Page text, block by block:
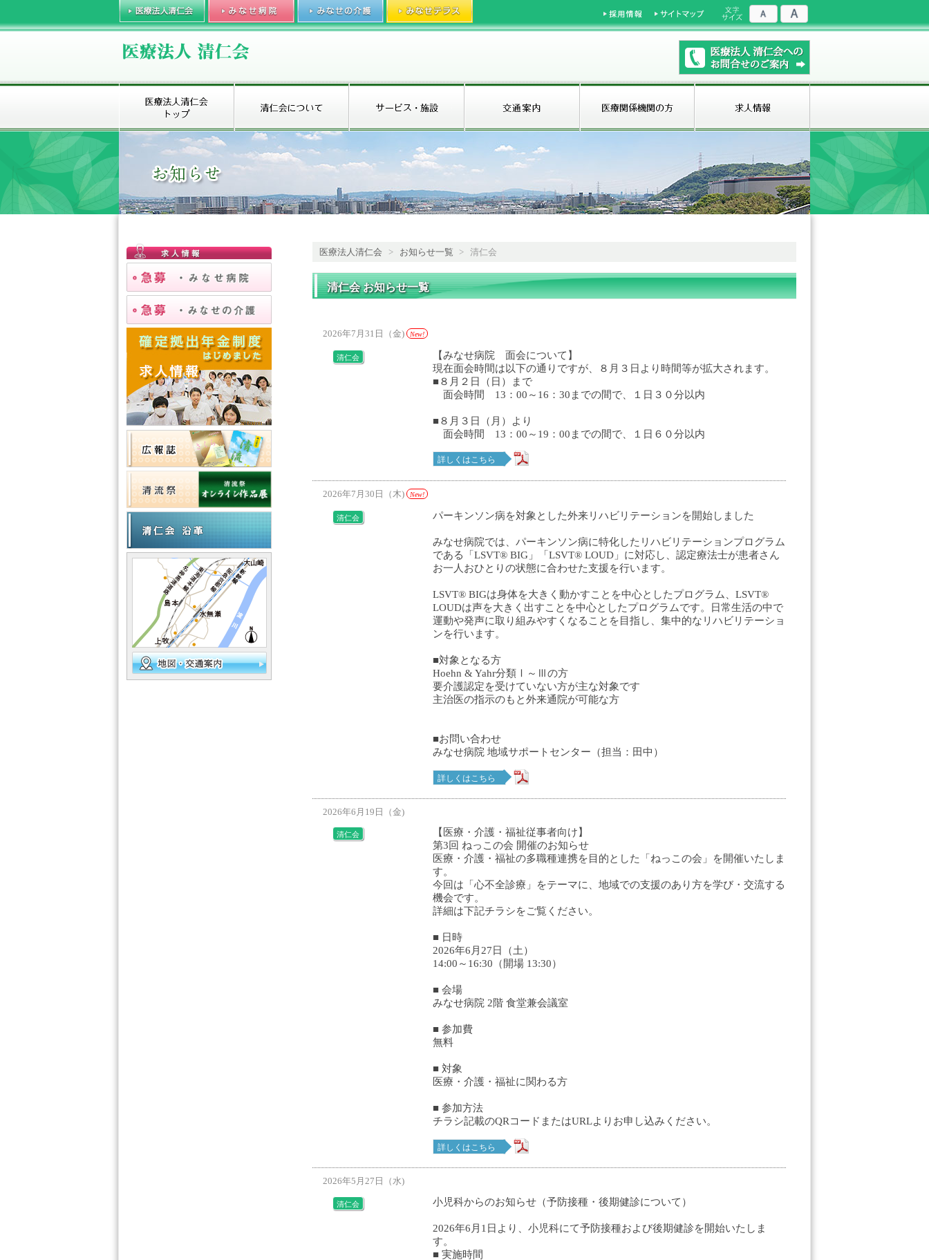
医療法人清仁会 > お知らせ一覧 > 清仁会
清仁会 お知らせ一覧
2026年7月31日（金) New!
清仁会
【みなせ病院 面会について】
現在面会時間は以下の通りですが、８月３日より時間等が拡大されます。
■８月２日（日）まで
面会時間 13：00～16：30までの間で、１日３０分以内
■８月３日（月）より
面会時間 13：00～19：00までの間で、１日６０分以内
詳しくはこちら
2026年7月30日（木) New!
清仁会 パーキンソン病を対象とした外来リハビリテーションを開始しました
みなせ病院では、パーキンソン病に特化したリハビリテーションプログラム
である「LSVT® BIG」「LSVT® LOUD」に対応し、認定療法士が患者さん
お一人おひとりの状態に合わせた支援を行います。
LSVT® BIGは身体を大きく動かすことを中心としたプログラム、LSVT®
LOUDは声を大きく出すことを中心としたプログラムです。日常生活の中で
運動や発声に取り組みやすくなることを目指し、集中的なリハビリテーショ
ンを行います。
■対象となる方
Hoehn & Yahr分類Ⅰ～Ⅲの方
要介護認定を受けていない方が主な対象です
主治医の指示のもと外来通院が可能な方
■お問い合わせ
みなせ病院 地域サポートセンター（担当：田中）
詳しくはこちら
2026年6月19日（金)
清仁会
【医療・介護・福祉従事者向け】
第3回 ねっこの会 開催のお知らせ
医療・介護・福祉の多職種連携を目的とした「ねっこの会」を開催いたしま
す。
今回は「心不全診療」をテーマに、地域での支援のあり方を学び・交流する
機会です。
詳細は下記チラシをご覧ください。
■ 日時
2026年6月27日（土）
14:00～16:30（開場 13:30）
■ 会場
みなせ病院 2階 食堂兼会議室
■ 参加費
無料
■ 対象
医療・介護・福祉に関わる方
■ 参加方法
チラシ記載のQRコードまたはURLよりお申し込みください。
詳しくはこちら
2026年5月27日（水)
清仁会 小児科からのお知らせ（予防接種・後期健診について）
2026年6月1日より、小児科にて予防接種および後期健診を開始いたしま
す。
■ 実施時間